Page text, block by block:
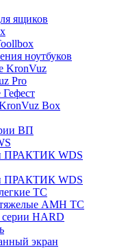
ящиков
ноутбуков
KronVuz
Pro
Box
ВП
ПРАКТИК WDS
ПРАКТИК WDS
ТС
AMH TC
HARD
экран